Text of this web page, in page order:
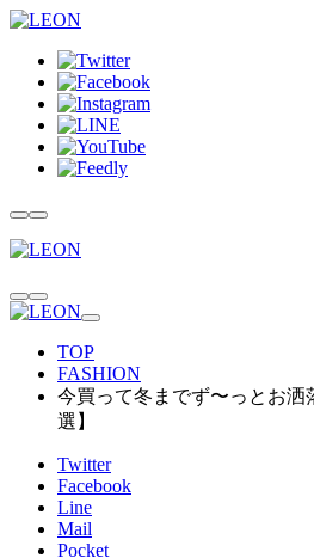
TOP
FASHION
今買って冬までず〜っとお洒
選】
Twitter
Facebook
Line
Mail
Pocket